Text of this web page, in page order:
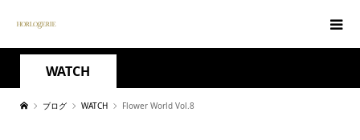
WATCH
ブログ WATCH Flower World Vol.8